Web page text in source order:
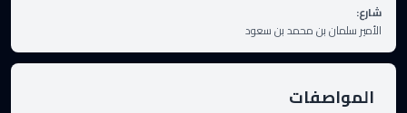
شارع:
الأمير سلمان بن محمد بن سعود
المواصفات